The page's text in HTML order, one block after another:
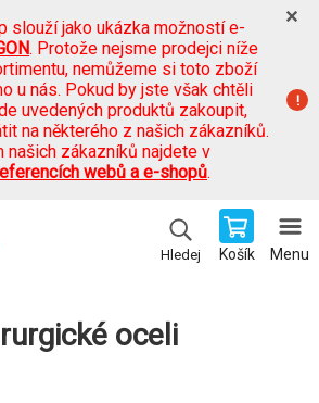
slouží jako ukázka možností e-
. Protože nejsme prodejci níže
nemůžeme si toto zboží
u nás. Pokud by jste však chtěli
uvedených produktů zakoupit,
na některého z našich zákazníků.
našich zákazníků najdete v
webů a e-shopů.
Hledej Košík Menu
oceli